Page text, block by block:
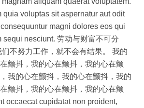
quia voluptas sit aspernatur aut odit
magni dolores eos qui
sequi nesciunt. 劳动与财富不可分
不努力工作，就不会有结果。 我的
颤抖，我的心在颤抖，我的心在颤
我的心在颤抖，我的心在颤抖，我的
颤抖，我的心在颤抖，我的心在颤
occaecat cupidatat non proident,